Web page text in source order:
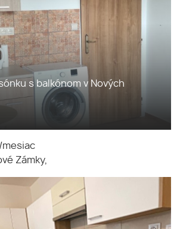
s balkónom v Nových
mesiac
Zámky,